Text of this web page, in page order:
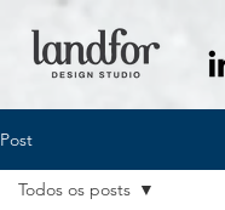
Post
Todos os posts